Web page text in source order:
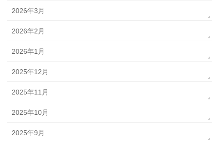
2026年3月
2026年2月
2026年1月
2025年12月
2025年11月
2025年10月
2025年9月